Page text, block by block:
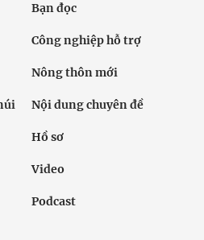
Bạn đọc
Công nghiệp hỗ trợ
Nông thôn mới
Nội dung chuyên đề
Hồ sơ
Video
Podcast